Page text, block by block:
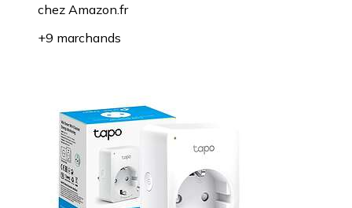
chez Amazon.fr
+9 marchands